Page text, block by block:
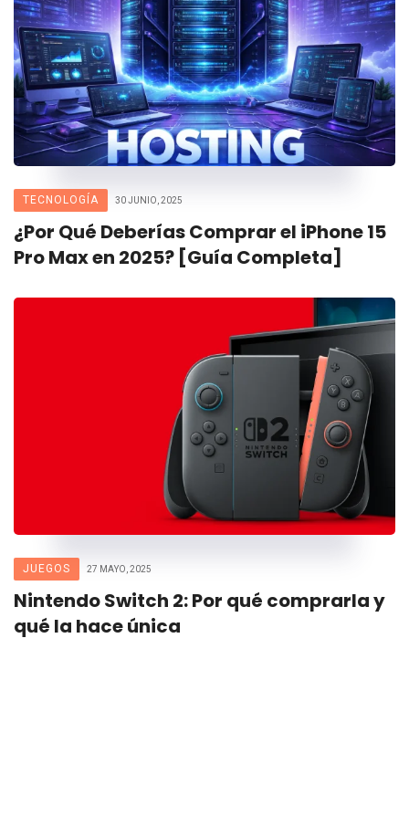
TECNOLOGÍA 30 JUNIO, 2025
¿Por Qué Deberías Comprar el iPhone 15
Pro Max en 2025? [Guía Completa]
JUEGOS 27 MAYO, 2025
Nintendo Switch 2: Por qué comprarla y
qué la hace única